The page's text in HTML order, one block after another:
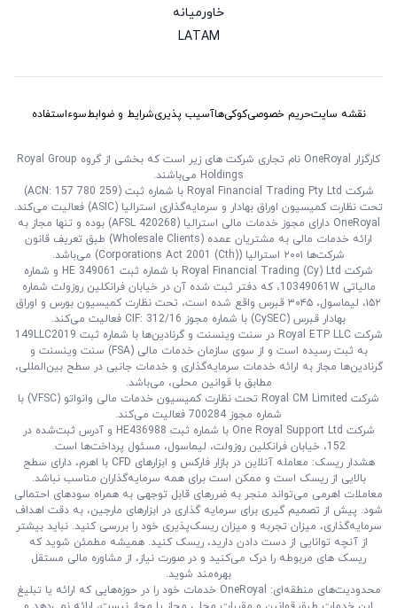
خاورمیانه
LATAM
نقشه سایتحریم خصوصیکوکی‌هاآسیب‌ پذیریشرایط و ضوابطسوءاستفاده
کارگزار OneRoyal نام تجاری شرکت‌ های زیر است که بخشی از گروه Royal Group
Holdings می‌باشند.
شرکت Royal Financial Trading Pty Ltd با شماره ثبت (ACN: 157 780 259)
تحت نظارت کمیسیون اوراق بهادار و سرمایه‌گذاری استرالیا (ASIC) فعالیت می‌کند.
OneRoyal دارای مجوز خدمات مالی استرالیا (AFSL 420268) بوده و تنها مجاز به
ارائه خدمات مالی به مشتریان عمده‌ (Wholesale Clients) طبق تعریف قانون
شرکت‌ها ۲۰۰۱ استرالیا (Corporations Act 2001 (Cth)) می‌باشد.
شرکت Royal Financial Trading (Cy) Ltd با شماره ثبت HE 349061 و شماره
مالیاتی 10349061W، که دفتر ثبت‌ شده آن در خیابان فرانکلین روزولت شماره
۱۵۲، لیماسول، ۳۰۴۵ قبرس واقع شده است، تحت نظارت کمیسیون بورس و اوراق
بهادار قبرس (CySEC) با شماره مجوز CIF: 312/16 فعالیت می‌کند.
شرکت Royal ETP LLC در سنت وینسنت و گرنادین‌ها با شماره ثبت 149LLC2019
به ثبت رسیده است و از سوی سازمان خدمات مالی (FSA) سنت وینسنت و
گرنادین‌ها مجاز به ارائه خدمات سرمایه‌گذاری و خدمات جانبی در سطح بین‌المللی،
مطابق با قوانین محلی، می‌باشد.
شرکت Royal CM Limited تحت نظارت کمیسیون خدمات مالی وانواتو (VFSC) با
شماره مجوز 700284 فعالیت می‌کند.
شرکت One Royal Support Ltd با شماره ثبت HE436988 و آدرس ثبت‌شده در
152، خیابان فرانکلین روزولت، لیماسول، مسئول پرداخت‌ها است.
هشدار ریسک: معامله آنلاین در بازار فارکس و ابزارهای CFD با اهرم، دارای سطح
بالایی از ریسک است و ممکن است برای همه سرمایه‌گذاران مناسب نباشد.
معاملات اهرمی می‌تواند منجر به ضررهای قابل توجهی به همراه سودهای احتمالی
شود. پیش از تصمیم‌ گیری برای سرمایه‌ گذاری در ابزارهای مارجین، به دقت اهداف
سرمایه‌گذاری، میزان تجربه و میزان ریسک‌پذیری خود را بررسی کنید. نباید بیشتر
از آنچه توانایی از دست دادن دارید، ریسک کنید. همیشه مطمئن شوید که
ریسک‌ های مربوطه را درک می‌کنید و در صورت نیاز، از مشاوره مالی مستقل
بهره‌مند شوید.
محدودیت‌های منطقه‌ای: OneRoyal خدمات خود را در حوزه‌هایی که ارائه یا تبلیغ